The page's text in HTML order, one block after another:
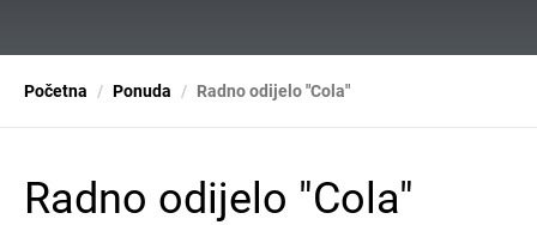
Početna Ponuda Radno odijelo "Cola"
Radno odijelo "Cola"